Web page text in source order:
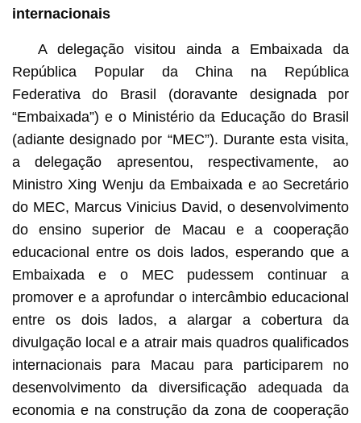
internacionais
A delegação visitou ainda a Embaixada da
República Popular da China na República
Federativa do Brasil (doravante designada por
“Embaixada”) e o Ministério da Educação do Brasil
(adiante designado por “MEC”). Durante esta visita,
a delegação apresentou, respectivamente, ao
Ministro Xing Wenju da Embaixada e ao Secretário
do MEC, Marcus Vinicius David, o desenvolvimento
do ensino superior de Macau e a cooperação
educacional entre os dois lados, esperando que a
Embaixada e o MEC pudessem continuar a
promover e a aprofundar o intercâmbio educacional
entre os dois lados, a alargar a cobertura da
divulgação local e a atrair mais quadros qualificados
internacionais para Macau para participarem no
desenvolvimento da diversificação adequada da
economia e na construção da zona de cooperação